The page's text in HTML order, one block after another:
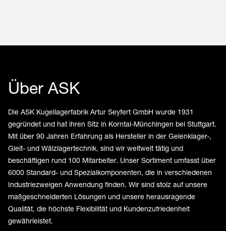
Über ASK
Die ASK Kugellagerfabrik Artur Seyfert GmbH wurde 1931
gegründet und hat ihren Sitz in Korntal-Münchingen bei Stuttgart.
Mit über 90 Jahren Erfahrung als Hersteller in der Gelenklager-,
Gleit- und Wälzlagertechnik, sind wir weltweit tätig und
beschäftigen rund 100 Mitarbeiter. Unser Sortiment umfasst über
6000 Standard- und Spezialkomponenten, die in verschiedenen
Industriezweigen Anwendung finden. Wir sind stolz auf unsere
maßgeschneiderten Lösungen und unsere herausragende
Qualität, die höchste Flexibilität und Kundenzufriedenheit
gewährleistet.